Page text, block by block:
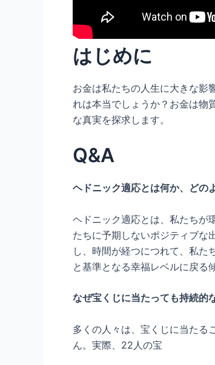
はじめに
お金は私たちの人生に大きな影
れは本当でしょうか？お金は物
な真実を探求します。
Q&A
ヘドニック適応とは何か、どの
ヘドニック適応とは、私たちが
たちに予期しないポジティブな
し、時間が経つにつれて、私た
と基準となる幸福レベルに戻る
なぜ宝くじに当たっても持続的
多くの人々は、宝くじに当たる
ん。実際、22人の宝